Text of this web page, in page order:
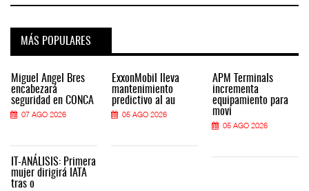
MÁS POPULARES
Miguel Ángel Bres
encabezará
seguridad en CONCA
07 AGO 2026
IT-ANÁLISIS: Primera
mujer dirigirá IATA
tras o
ExxonMobil lleva
mantenimiento
predictivo al au
05 AGO 2026
APM Terminals
incrementa
equipamiento para
movi
05 AGO 2026